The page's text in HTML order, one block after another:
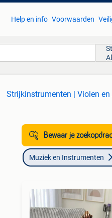
Help en info Voorwaarden
Strijkinstrumenten | Violen
Bewaar je
Muziek en Instrumenten